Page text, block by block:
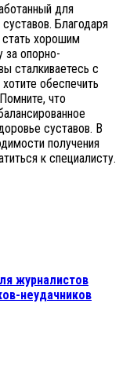
для
Благодаря
хорошим
за опорно-
сталкиваетесь с
обеспечить
что
суставов. В
получения
к специалисту.
журналистов
неудачников